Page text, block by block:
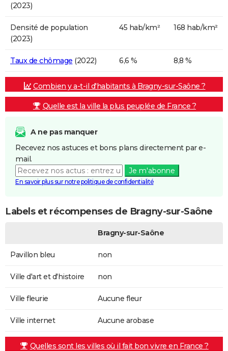
(2023)
Densité de population
(2023)
45 hab/km² 168 hab/km²
Taux de chômage (2022) 6,6 % 8,8 %
Combien y a-t-il d'habitants à Bragny-sur-Saône ?
Quelle est la ville la plus peuplée de France ?
A ne pas manquer
Recevez nos astuces et bons plans directement par e-
mail.
Je m'abonne
En savoir plus sur notre politique de confidentialité
Labels et récompenses de Bragny-sur-Saône
Bragny-sur-Saône
Pavillon bleu non
Ville d'art et d'histoire non
Ville fleurie Aucune fleur
Ville internet Aucune arobase
Quelles sont les villes où il fait bon vivre en France ?